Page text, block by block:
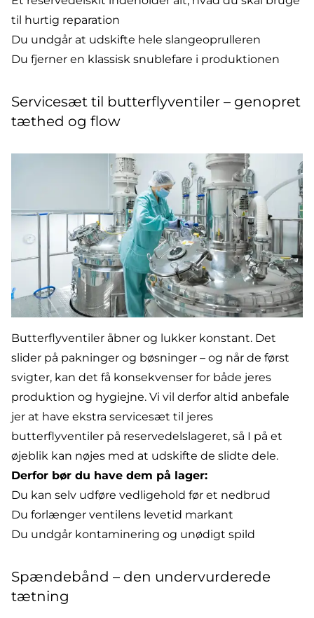
til hurtig reparation
Du undgår at udskifte hele slangeoprulleren
Du fjerner en klassisk snublefare i produktionen
Servicesæt til butterflyventiler – genopret
tæthed og flow
Butterflyventiler åbner og lukker konstant. Det
slider på pakninger og bøsninger – og når de først
svigter, kan det få konsekvenser for både jeres
produktion og hygiejne. Vi vil derfor altid anbefale
jer at have ekstra servicesæt til jeres
butterflyventiler på reservedelslageret, så I på et
øjeblik kan nøjes med at udskifte de slidte dele.
Derfor bør du have dem på lager:
Du kan selv udføre vedligehold før et nedbrud
Du forlænger ventilens levetid markant
Du undgår kontaminering og unødigt spild
Spændebånd – den undervurderede
tætning